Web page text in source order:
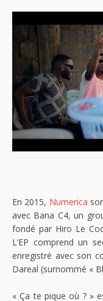
En 2015, Numerica
avec Bana C4, un
fondé par Hiro Le
L’EP comprend un
enregistré avec son
Dareal (surnommé «
« Ça te pique où ? »